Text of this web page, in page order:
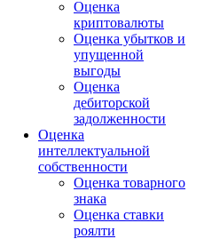
Оценка
криптовалюты
Оценка убытков и
упущенной
выгоды
Оценка
дебиторской
задолженности
Оценка
интеллектуальной
собственности
Оценка товарного
знака
Оценка ставки
роялти